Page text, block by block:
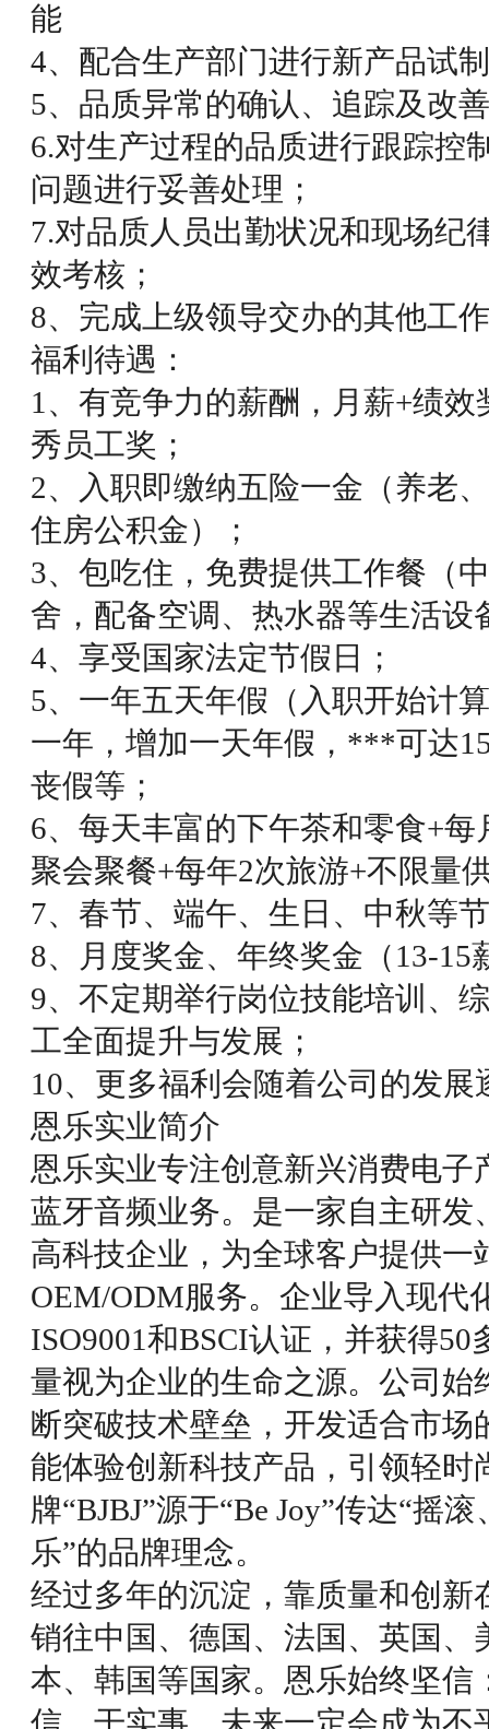
能
4、配合生产部门进行新产品试
5、品质异常的确认、追踪及改
6.对生产过程的品质进行跟踪控
问题进行妥善处理；
7.对品质人员出勤状况和现场纪
效考核；
8、完成上级领导交办的其他工
福利待遇：
1、有竞争力的薪酬，月薪+绩
秀员工奖；
2、入职即缴纳五险一金（养老
住房公积金）；
3、包吃住，免费提供工作餐（
舍，配备空调、热水器等生活设
4、享受国家法定节假日；
5、一年五天年假（入职开始计
一年，增加一天年假，***可达
丧假等；
6、每天丰富的下午茶和零食+
聚会聚餐+每年2次旅游+不限量
7、春节、端午、生日、中秋等
8、月度奖金、年终奖金（13-15
9、不定期举行岗位技能培训、
工全面提升与发展；
10、更多福利会随着公司的发展
恩乐实业简介
恩乐实业专注创意新兴消费电
蓝牙音频业务。是一家自主研
高科技企业，为全球客户提供一
OEM/ODM服务。企业导入现代
ISO9001和BSCI认证，并获得
量视为企业的生命之源。公司
断突破技术壁垒，开发适合市
能体验创新科技产品，引领轻时
牌“BJBJ”源于“Be Joy”传达“摇
乐”的品牌理念。
经过多年的沉淀，靠质量和创
销往中国、德国、法国、英国
本、韩国等国家。恩乐始终坚